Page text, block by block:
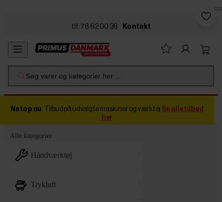
tlf. 76 62 00 36 Kontakt
Søg varer og kategorier her ...
Netop nu: Tilbud på udvalgte maskiner og værktøj Se alle tilbud
her
Alle kategorier
håndværktøj
trykluft